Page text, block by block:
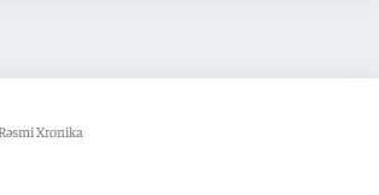
Xronika